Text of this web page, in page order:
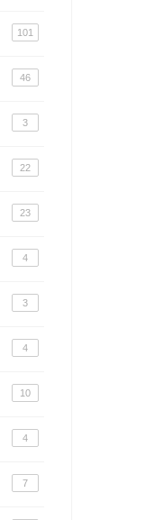
101
46
3
22
23
4
3
4
10
4
7